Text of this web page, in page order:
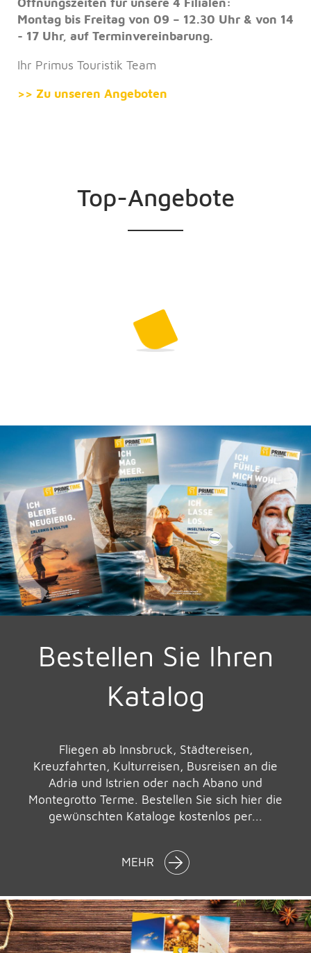
Montag bis Freitag von 09 – 12.30 Uhr & von 14
- 17 Uhr, auf Terminvereinbarung.
Ihr Primus Touristik Team
>> Zu unseren Angeboten
Top-Angebote
Bestellen Sie Ihren
Katalog
Fliegen ab Innsbruck, Städtereisen,
Kreuzfahrten, Kulturreisen, Busreisen an die
Adria und Istrien oder nach Abano und
Montegrotto Terme. Bestellen Sie sich hier die
gewünschten Kataloge kostenlos per...
MEHR